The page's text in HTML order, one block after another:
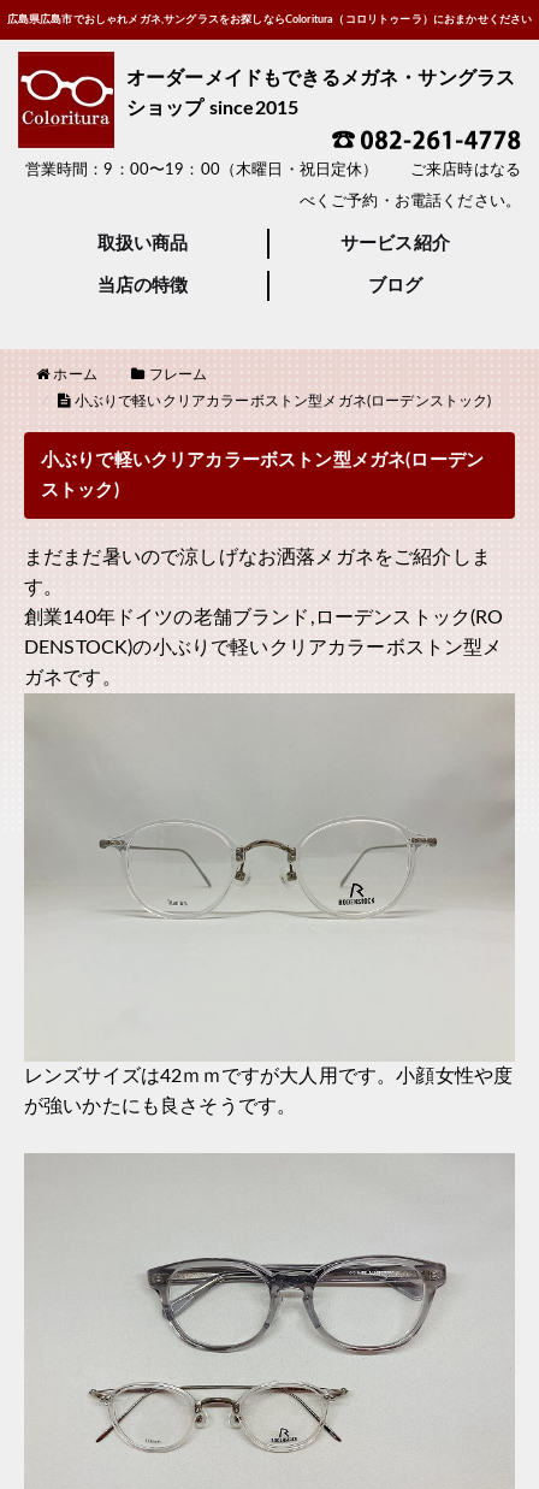
広島県広島市でおしゃれメガネ,サングラスをお探しならColoritura（コロリトゥーラ）におまかせください
オーダーメイドもできるメガネ・サングラス
ショップ since2015
営業時間：9：00〜19：00（木曜日・祝日定休） ご来店時はなる
べくご予約・お電話ください。
取扱い商品 サービス紹介
当店の特徴 ブログ
ホーム
フレーム
小ぶりで軽いクリアカラーボストン型メガネ(ローデンストック)
小ぶりで軽いクリアカラーボストン型メガネ(ローデン
ストック)
まだまだ暑いので涼しげなお洒落メガネをご紹介しま
す。
創業140年ドイツの老舗ブランド,ローデンストック(RO
DENSTOCK)の小ぶりで軽いクリアカラーボストン型メ
ガネです。
レンズサイズは42ｍｍですが大人用です。小顔女性や度
が強いかたにも良さそうです。